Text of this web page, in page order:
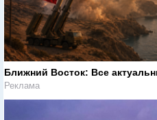
Ближний Восток: Все
Реклама